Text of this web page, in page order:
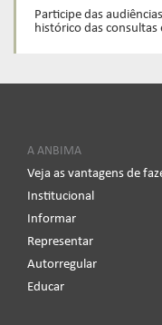
Participe das
histórico das consultas
A ANBIMA
Veja as vantagens de
Institucional
Informar
Representar
Autorregular
Educar